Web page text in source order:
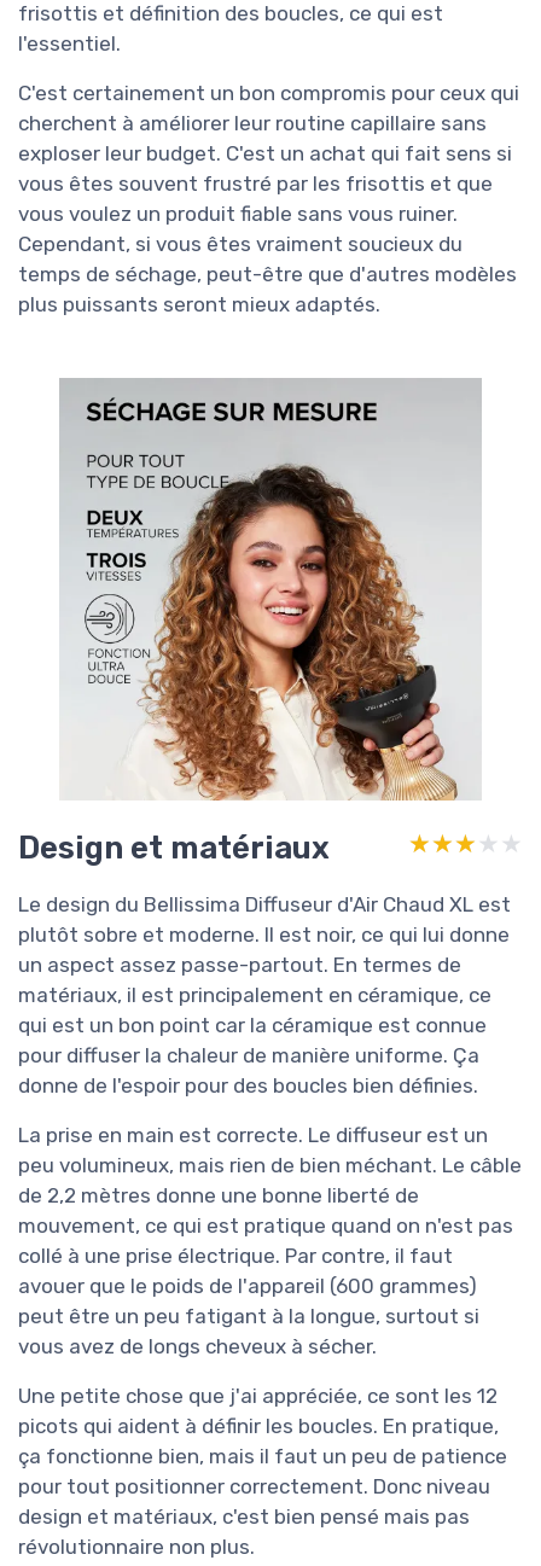
frisottis et définition des boucles, ce qui est
l'essentiel.
C'est certainement un bon compromis pour ceux qui
cherchent à améliorer leur routine capillaire sans
exploser leur budget. C'est un achat qui fait sens si
vous êtes souvent frustré par les frisottis et que
vous voulez un produit fiable sans vous ruiner.
Cependant, si vous êtes vraiment soucieux du
temps de séchage, peut-être que d'autres modèles
plus puissants seront mieux adaptés.
Design et matériaux ★★★★★
★★★★★
Le design du Bellissima Diffuseur d'Air Chaud XL est
plutôt sobre et moderne. Il est noir, ce qui lui donne
un aspect assez passe-partout. En termes de
matériaux, il est principalement en céramique, ce
qui est un bon point car la céramique est connue
pour diffuser la chaleur de manière uniforme. Ça
donne de l'espoir pour des boucles bien définies.
La prise en main est correcte. Le diffuseur est un
peu volumineux, mais rien de bien méchant. Le câble
de 2,2 mètres donne une bonne liberté de
mouvement, ce qui est pratique quand on n'est pas
collé à une prise électrique. Par contre, il faut
avouer que le poids de l'appareil (600 grammes)
peut être un peu fatigant à la longue, surtout si
vous avez de longs cheveux à sécher.
Une petite chose que j'ai appréciée, ce sont les 12
picots qui aident à définir les boucles. En pratique,
ça fonctionne bien, mais il faut un peu de patience
pour tout positionner correctement. Donc niveau
design et matériaux, c'est bien pensé mais pas
révolutionnaire non plus.